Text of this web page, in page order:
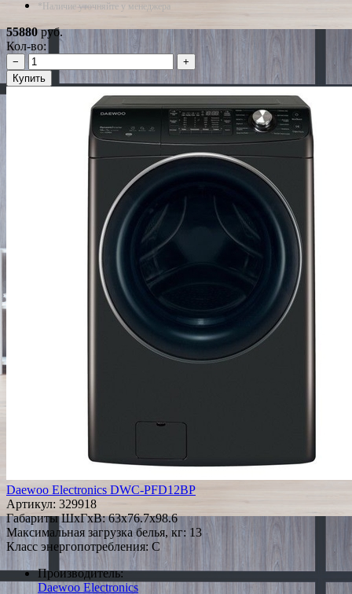
*Наличие уточняйте у менеджера
55880руб.
Кол-во:
−
+
Купить
Daewoo Electronics DWC-PFD12BP
Артикул: 329918
Габариты ШxГxВ: 63x76.7x98.6
Максимальная загрузка белья, кг: 13
Класс энергопотребления: C
Производитель:
Daewoo Electronics